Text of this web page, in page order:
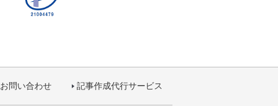
お問い合わせ 記事作成代行サービス